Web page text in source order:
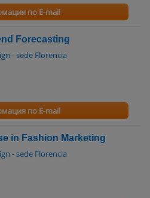
по E-mail
Forecasting
- sede Florencia
по E-mail
in Fashion Marketing
- sede Florencia